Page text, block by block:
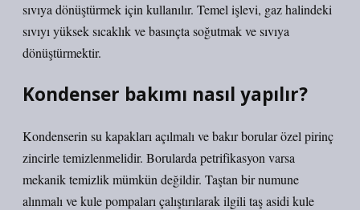
sıvıya dönüştürmek için kullanılır. Temel işlevi, gaz halindeki
sıvıyı yüksek sıcaklık ve basınçta soğutmak ve sıvıya
dönüştürmektir.
Kondenser bakımı nasıl yapılır?
Kondenserin su kapakları açılmalı ve bakır borular özel pirinç
zincirle temizlenmelidir. Borularda petrifikasyon varsa
mekanik temizlik mümkün değildir. Taştan bir numune
alınmalı ve kule pompaları çalıştırılarak ilgili taş asidi kule